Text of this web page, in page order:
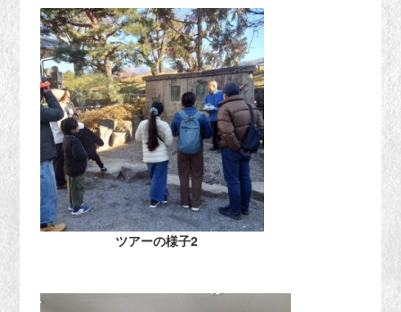
ツアーの様子2